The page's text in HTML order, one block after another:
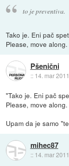
to je preventiva.
Tako je. Eni pač
Please, move along.
Pšenični
:: 14. mar
"Tako je. Eni pač
Please, move
Upam da je samo
mihec87
:: 14. mar